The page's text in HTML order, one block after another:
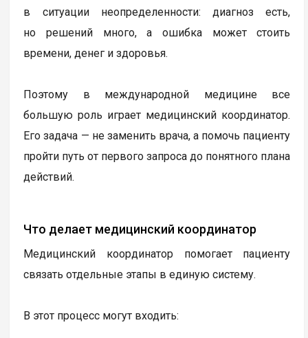
в ситуации неопределенности: диагноз есть,
но решений много, а ошибка может стоить
времени, денег и здоровья.
Поэтому в международной медицине все
большую роль играет медицинский координатор.
Его задача — не заменить врача, а помочь пациенту
пройти путь от первого запроса до понятного плана
действий.
Что делает медицинский координатор
Медицинский координатор помогает пациенту
связать отдельные этапы в единую систему.
В этот процесс могут входить: